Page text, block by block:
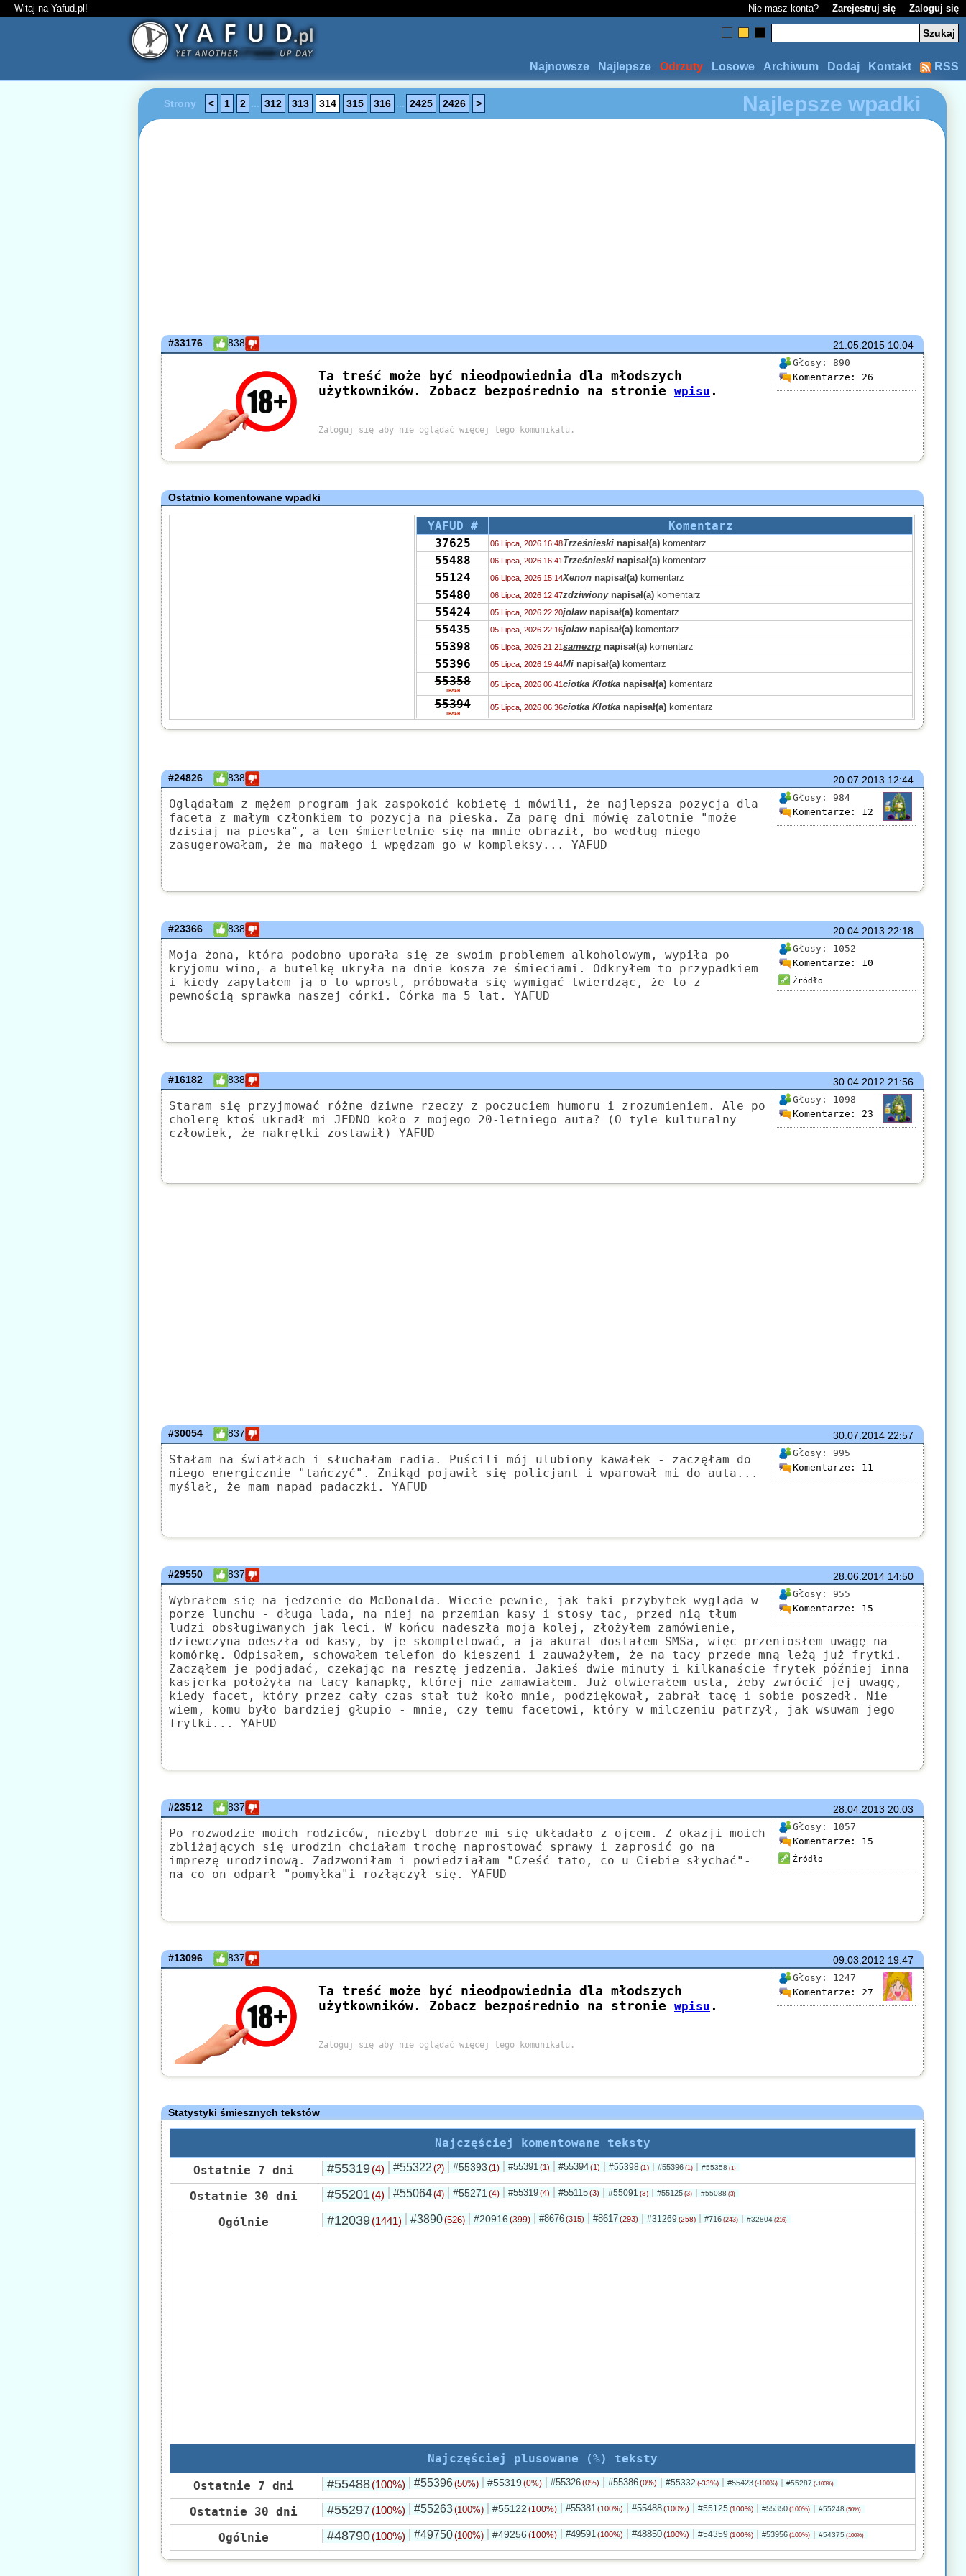
Witaj na Yafud.pl! Nie masz konta? Zarejestruj się Zaloguj się
RSS
Kontakt
Dodaj
Archiwum
Losowe
Odrzuty
Najlepsze
Najnowsze
Najlepsze wpadki
Strony < 1 2 312 313 314 315 316 2425 2426 >
21.05.201510:04
#33176 838
Głosy: 890
Komentarze: 26
Ostatnio komentowane wpadki
YAFUD #
Komentarz
37625
06 Lipca, 2026 16:48Trześnieski napisał(a) komentarz
55488 06 Lipca, 2026 16:41 Trześnieski napisał(a) komentarz
55124 06 Lipca, 2026 15:14Xenon napisał(a) komentarz
55480 06 Lipca, 2026 12:47zdziwionynapisał(a) komentarz
55424 05 Lipca, 2026 22:20jolawnapisał(a) komentarz
55435 05 Lipca, 2026 22:16jolawnapisał(a) komentarz
55398 05 Lipca, 2026 21:21samezrp napisał(a) komentarz
55396 05 Lipca, 2026 19:44Mi napisał(a) komentarz
55358
TRASH
05 Lipca, 2026 06:41ciotka Klotka napisał(a) komentarz
55394
TRASH
05 Lipca, 2026 06:36ciotka Klotka napisał(a) komentarz
55319 04 Lipca, 2026 15:04Pepponenapisał(a)komentarz
55322
55319 02 Lipca, 2026 13:57 Grejonnapisał(a)komentarz
55347 02 Lipca, 2026 11:46Bzhevxhnapisał(a) komentarz
55319 02 Lipca, 2026 10:42 Alicenapisał(a)
20.07.2013 12:44
#24826 838
Głosy: 984
Komentarze: 12
Oglądałam z mężem program jak zaspokoić kobietę i mówili, że najlepsza pozycja dla
faceta z małym członkiem to pozycja na pieska. Za parę dni mówię zalotnie "może
dzisiaj na pieska", a ten śmiertelnie się na mnie obraził, bo według niego
zasugerowałam, że ma małego i wpędzam go w kompleksy... YAFUD
20.04.2013 22:18
#23366 838
Głosy: 1052
Komentarze: 10
Źródło
Moja żona, która podobno uporała się ze swoim problemem alkoholowym, wypiła po
kryjomu wino, a butelkę ukryła na dnie kosza ze śmieciami. Odkryłem to przypadkiem
i kiedy zapytałem ją o to wprost, próbowała się wymigać twierdząc, że to z
pewnością sprawka naszej córki. Córka ma 5 lat. YAFUD
30.04.2012 21:56
#16182 838
Głosy: 1098
Komentarze: 23
Staram się przyjmować różne dziwne rzeczy z poczuciem humoru i zrozumieniem. Ale po
cholerę ktoś ukradł mi JEDNO koło z mojego 20-letniego auta? (O tyle kulturalny
człowiek, że nakrętki zostawił) YAFUD
30.07.201422:57
#30054 837
Głosy: 995
Komentarze: 11
Stałam na światłach i słuchałam radia. Puścili mój ulubiony kawałek - zaczęłam do
niego energicznie "tańczyć". Znikąd pojawił się policjant i wparował mi do auta...
myślał, że mam napad padaczki. YAFUD
28.06.201414:50
#29550 837
Głosy: 955
Komentarze: 15
Wybrałem się na jedzenie do McDonalda. Wiecie pewnie, jak taki przybytek wygląda w
porze lunchu - długa lada, na niej na przemian kasy i stosy tac, przed nią tłum
ludzi obsługiwanych jak leci. W końcu nadeszła moja kolej, złożyłem zamówienie,
dziewczyna odeszła od kasy, by je skompletować, a ja akurat dostałem SMSa, więc przeniosłem uwagę na
komórkę. Odpisałem, schowałem telefon do kieszeni i zauważyłem, że na tacy przede mną leżą już frytki.
Zacząłem je podjadać, czekając na resztę jedzenia. Jakieś dwie minuty i kilkanaście frytek później inna
kasjerka położyła na tacy kanapkę, której nie zamawiałem. Już otwierałem usta, żeby zwrócić jej uwagę,
kiedy facet, który przez cały czas stał tuż koło mnie, podziękował, zabrał tacę i sobie poszedł. Nie
wiem, komu było bardziej głupio - mnie, czy temu facetowi, który w milczeniu patrzył, jak wsuwam jego
frytki... YAFUD
28.04.2013 20:03
#23512 837
Głosy: 1057
Komentarze: 15
Źródło
Po rozwodzie moich rodziców, niezbyt dobrze mi się układało z ojcem. Z okazji moich
zbliżających się urodzin chciałam trochę naprostować sprawy i zaprosić go na
imprezę urodzinową. Zadzwoniłam i powiedziałam "Cześć tato, co u Ciebie słychać"-
na co on odparł "pomyłka"i rozłączył się. YAFUD
09.03.2012 19:47
#13096 837
Głosy: 1247
Komentarze: 27
Statystyki śmiesznych tekstów
Najczęściej komentowane teksty
Ostatnie 7 dni
#55319 (4) #55322 (2) #55393 (1) #55391 (1) #55394 (1) #55398 (1) #55396 (1) #55358 (1)
Ostatnie 30 dni #55201 (4) #55064(4) #55271 (4) #55319 (4) #55115 (3) #55091 (3) #55125 (3) #55088 (3)
Ogólnie #12039 (1441) #3890(526) #20916 (399) #8676 (315) #8617 (293) #31269 (258) #716 (243) #32804 (216)
Najczęściej plusowane (%) teksty
Ostatnie 7 dni
#55488 (100%) #55396(50%) #55319 (0%) #55326 (0%) #55386 (0%) #55332 (-33%) #55423 (-100%) #55287 (-100%)
Ostatnie 30 dni #55297 (100%) #55263(100%) #55122 (100%) #55381 (100%) #55488 (100%) #55125 (100%) #55350 (100%) #55248 (50%)
Ogólnie #48790 (100%) #49750(100%) #49256 (100%) #49591 (100%) #48850 (100%) #54359 (100%) #53956 (100%) #54375 (100%)